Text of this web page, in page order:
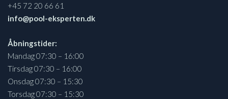
+45 72 20 66 61
info@pool-eksperten.dk
Åbningstider:
Mandag 07:30 – 16:00
Tirsdag 07:30 – 16:00
Onsdag 07:30 – 15:30
Torsdag 07:30 – 15:30